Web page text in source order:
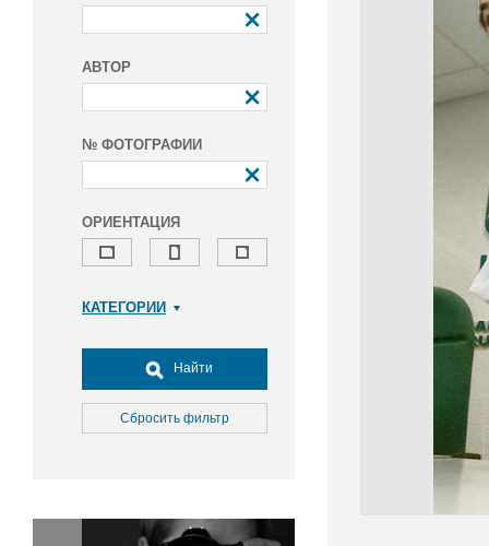
АВТОР
№ ФОТОГРАФИИ
ОРИЕНТАЦИЯ
КАТЕГОРИИ
Досуг, туризм и отдых
Культура
Медицина
Окружающая среда
Найти
Сбросить фильтр